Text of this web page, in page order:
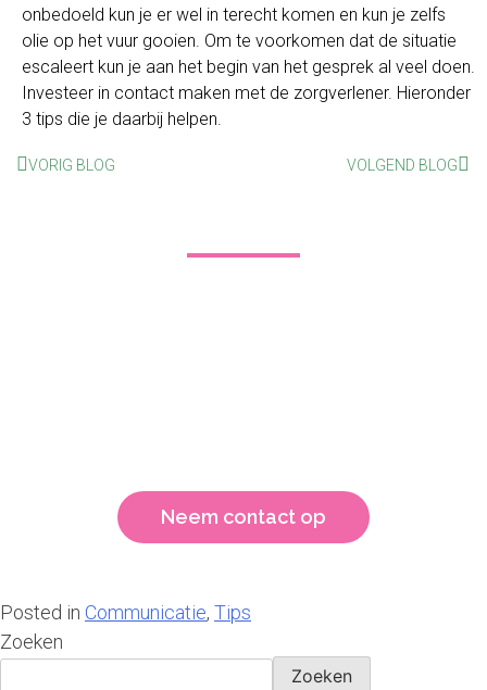
onbedoeld kun je er wel in terecht komen en kun je zelfs
olie op het vuur gooien. Om te voorkomen dat de situatie
escaleert kun je aan het begin van het gesprek al veel doen.
Investeer in contact maken met de zorgverlener. Hieronder
3 tips die je daarbij helpen.
VORIG BLOG VOLGEND BLOG
Neem contact op
Posted in Communicatie, Tips
Zoeken
Zoeken